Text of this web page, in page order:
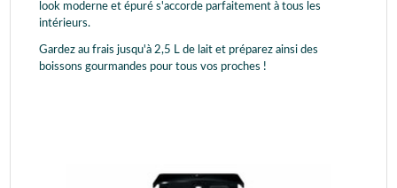
look moderne et épuré s'accorde parfaitement à tous les
intérieurs.
Gardez au frais jusqu'à 2,5 L de lait et préparez ainsi des
boissons gourmandes pour tous vos proches !